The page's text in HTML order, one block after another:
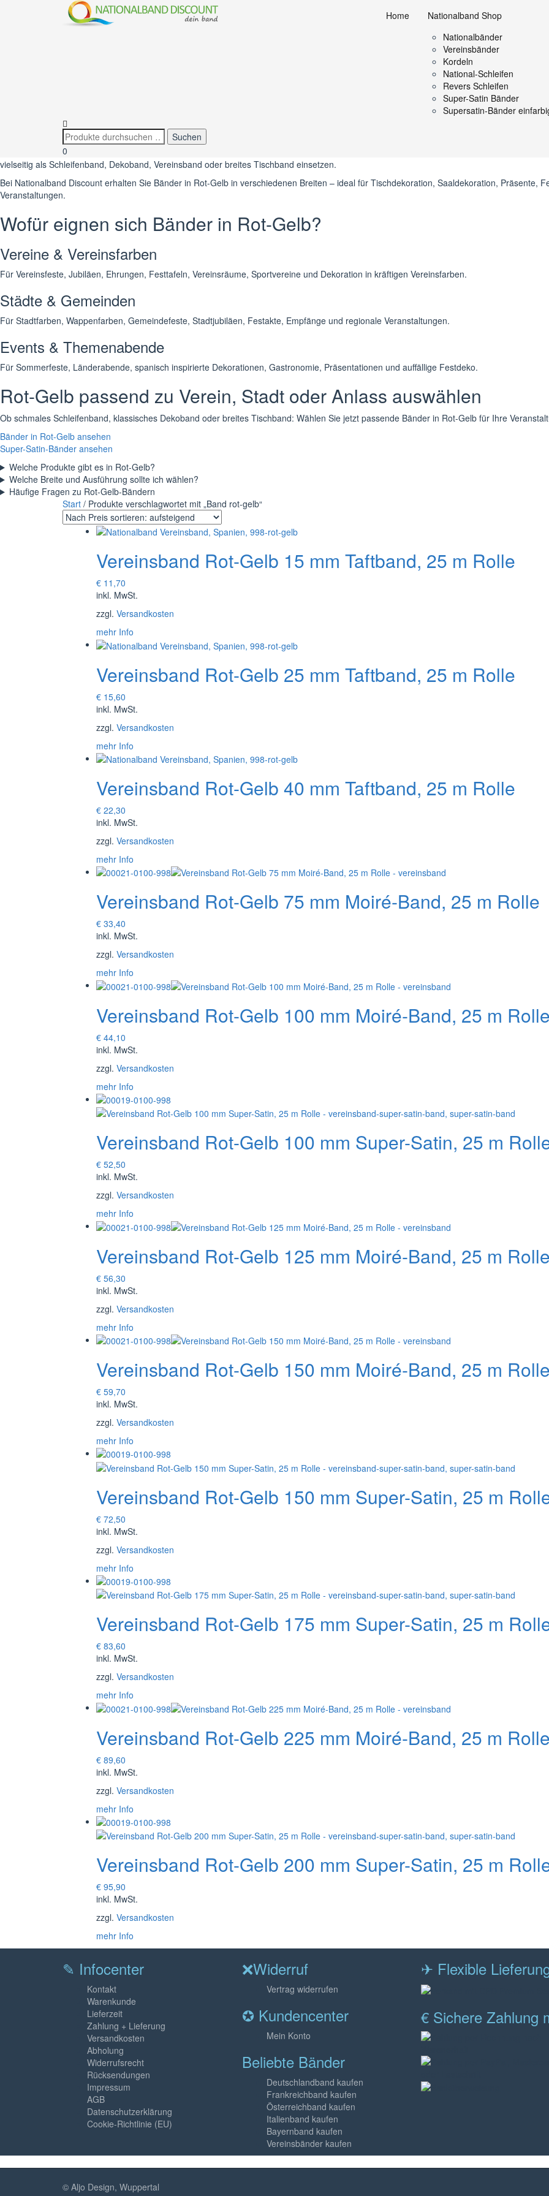
Home
Nationalband Shop
Nationalbänder
Vereinsbänder
Kordeln
National-Schleifen
Revers Schleifen
Super-Satin Bänder
Supersatin-Bänder
0
Band Rot-Gelb kaufen – dekorative Bänder für
Ein Band in Rot-Gelb ist eine kräftige, warme und sehr gut sichtbare Farbkombination für Vereine, Städte, Gemeinden, Veranstaltungen
und eignet sich ideal, wenn Dekoration auffallen und eine fröhliche, festliche Stimmung erzeugen soll.
Rot-gelbe Bänder passen zu Vereinsfarben, Stadtfarben, regionalen Anlässen, spanisch inspirierten Dekorationen, Sommerfesten,
vielseitig als Schleifenband, Dekoband, Vereinsband oder breites Tischband einsetzen.
Bei Nationalband Discount erhalten Sie Bänder in Rot-Gelb in verschiedenen Breiten – ideal für Tischdekoration, Saaldekoration, Präsente,
Veranstaltungen.
Wofür eignen sich Bänder in Rot-Gelb?
Vereine & Vereinsfarben
Für Vereinsfeste, Jubiläen, Ehrungen, Festtafeln, Vereinsräume, Sportvereine und Dekoration in kräftigen Vereinsfarben.
Städte & Gemeinden
Für Stadtfarben, Wappenfarben, Gemeindefeste, Stadtjubiläen, Festakte, Empfänge und regionale Veranstaltungen.
Events & Themenabende
Für Sommerfeste, Länderabende, spanisch inspirierte Dekorationen, Gastronomie, Präsentationen und auffällige Festdeko.
Rot-Gelb passend zu Verein, Stadt oder Anlass auswählen
Ob schmales Schleifenband, klassisches Dekoband oder breites Tischband: Wählen Sie jetzt passende Bänder in Rot-Gelb für Ihre
Bänder in Rot-Gelb ansehen
Super-Satin-Bänder ansehen
Welche Produkte gibt es in Rot-Gelb?
Welche Breite und Ausführung sollte ich wählen?
Häufige Fragen zu Rot-Gelb-Bändern
Start / Produkte verschlagwortet mit „Band rot-gelb“
Vereinsband Rot-Gelb 15 mm Taftband, 25 m Rolle
€ 11,70
inkl. MwSt.
zzgl. Versandkosten
mehr Info
Vereinsband Rot-Gelb 25 mm Taftband, 25 m Rolle
€ 15,60
inkl. MwSt.
zzgl. Versandkosten
mehr Info
Vereinsband Rot-Gelb 40 mm Taftband, 25 m Rolle
€ 22,30
inkl. MwSt.
zzgl. Versandkosten
mehr Info
Vereinsband Rot-Gelb 75 mm Moiré-Band, 25 m Rolle
€ 33,40
inkl. MwSt.
zzgl. Versandkosten
mehr Info
Vereinsband Rot-Gelb 100 mm Moiré-Band, 25 m
€ 44,10
inkl. MwSt.
zzgl. Versandkosten
mehr Info
Vereinsband Rot-Gelb 100 mm Super-Satin, 25 m
€ 52,50
inkl. MwSt.
zzgl. Versandkosten
mehr Info
Vereinsband Rot-Gelb 125 mm Moiré-Band, 25 m
€ 56,30
inkl. MwSt.
zzgl. Versandkosten
mehr Info
Vereinsband Rot-Gelb 150 mm Moiré-Band, 25 m
€ 59,70
inkl. MwSt.
zzgl. Versandkosten
mehr Info
Vereinsband Rot-Gelb 150 mm Super-Satin, 25 m
€ 72,50
inkl. MwSt.
zzgl. Versandkosten
mehr Info
Vereinsband Rot-Gelb 175 mm Super-Satin, 25 m
€ 83,60
inkl. MwSt.
zzgl. Versandkosten
mehr Info
Vereinsband Rot-Gelb 225 mm Moiré-Band, 25 m
€ 89,60
inkl. MwSt.
zzgl. Versandkosten
mehr Info
Vereinsband Rot-Gelb 200 mm Super-Satin, 25 m
€ 95,90
inkl. MwSt.
zzgl. Versandkosten
mehr Info
✎ Infocenter
Kontakt
Warenkunde
Lieferzeit
Zahlung + Lieferung
Versandkosten
Abholung
Widerrufsrecht
Rücksendungen
Impressum
AGB
Datenschutzerklärung
Cookie-Richtlinie (EU)
❌Widerruf
Vertrag widerrufen
✪ Kundencenter
Mein Konto
Beliebte Bänder
Deutschlandband kaufen
Frankreichband kaufen
Österreichband kaufen
Italienband kaufen
Bayernband kaufen
Vereinsbänder kaufen
✈ Flexible
€ Sichere Zahlung
© Aljo Design, Wuppertal